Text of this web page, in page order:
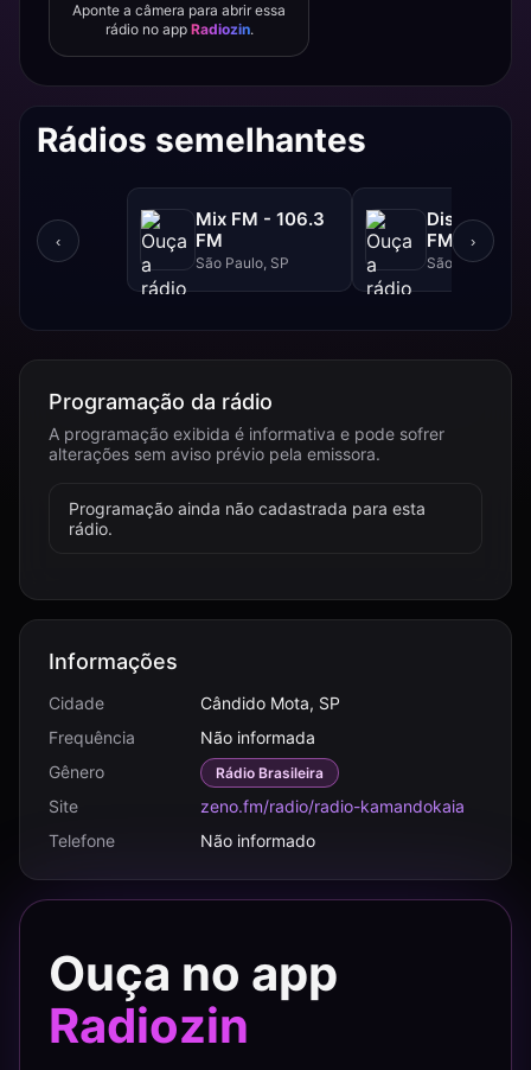
Aponte a câmera para abrir essa
rádio no app Radiozin.
Rádios semelhantes
‹
Mix FM - 106.3
FM
São Paulo, SP
Disney -
FM
São Paulo, SP
›
Programação da rádio
A programação exibida é informativa e pode sofrer
alterações sem aviso prévio pela emissora.
Programação ainda não cadastrada para esta
rádio.
Informações
Cidade
Cândido Mota, SP
Frequência
Não informada
Gênero
Rádio Brasileira
Site
zeno.fm/radio/radio-kamandokaia
Telefone
Não informado
Ouça no app
Radiozin